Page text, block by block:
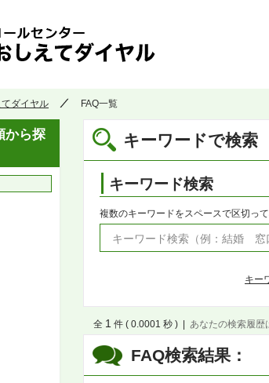
ダイヤル FAQ一覧
キーワードで検索
キーワード検索
複数のキーワードをスペースで区切って
キー
FAQ検索結果：
全 1 件 ( 0.0001 秒 ) あなたの検索履歴
から探